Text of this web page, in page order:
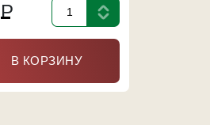
Р
В КОРЗИНУ